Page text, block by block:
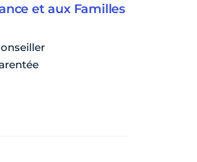
et aux Familles